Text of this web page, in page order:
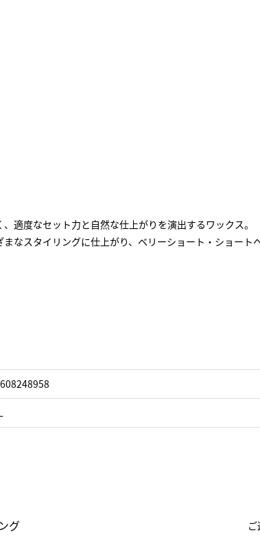
適度なセット力と自然な仕上がりを演出するワックス。
なスタイリングに仕上がり、ベリーショート・ショート
グ